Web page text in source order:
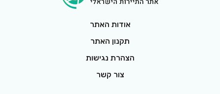
אודות האתר
תקנון האתר
הצהרת נגישות
צור קשר